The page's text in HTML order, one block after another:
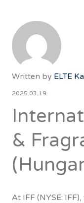
Written by ELTE
2025.03.19.
&
At IFF (NYSE: